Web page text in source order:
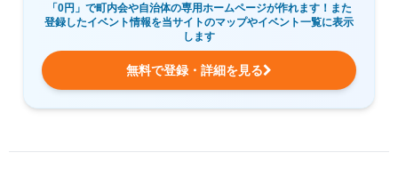
「0円」で町内会や自治体の専用ホームページが作れます！また
登録したイベント情報を当サイトのマップやイベント一覧に表示
します
無料で登録・詳細を見る